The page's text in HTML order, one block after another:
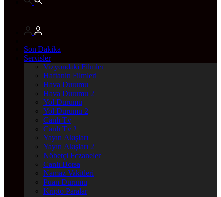
Son Dakika
Servisler
Vizyondaki Filmler
Haftanin Filmleri
Hava Durumu
Hava Durumu 2
Yol Durumu
Yol Durumu 2
Canlı Tv
Canlı Tv 2
Yayın Akışları
Yayın Akışları 2
Nöbetçi Eczaneler
Canlı Borsa
Namaz Vakitleri
Puan Durumu
Kripto Paralar